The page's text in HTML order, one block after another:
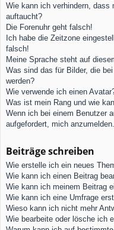
Wie kann ich verhindern, dass
auftaucht?
Die Forenuhr geht falsch!
Ich habe die Zeitzone
falsch!
Meine Sprache steht auf
Was sind das für Bilder, die
werden?
Wie verwende ich einen
Was ist mein Rang und wie
Wenn ich bei einem Benutzer
aufgefordert, mich anzumelden.
Beiträge schreiben
Wie erstelle ich ein neues
Wie kann ich einen Beitrag
Wie kann ich meinem Beitrag
Wie kann ich eine Umfrage
Wieso kann ich nicht mehr
Wie bearbeite oder lösche ich